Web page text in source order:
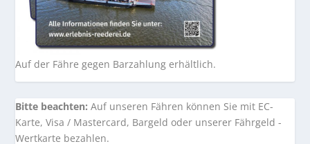
Auf der Fähre gegen Barzahlung erhältlich.
Bitte beachten: Auf unseren Fähren können Sie mit EC-
Karte, Visa / Mastercard, Bargeld oder unserer Fährgeld -
Wertkarte bezahlen.